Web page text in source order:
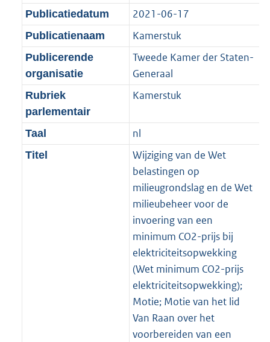
Publicatiedatum 2021-06-17
Publicatienaam Kamerstuk
Publicerende
organisatie
Tweede Kamer der Staten-
Generaal
Rubriek
parlementair
Kamerstuk
Taal nl
Titel
Wijziging van de Wet
belastingen op
milieugrondslag en de Wet
milieubeheer voor de
invoering van een
minimum CO2-prijs bij
elektriciteitsopwekking
(Wet minimum CO2-prijs
elektriciteitsopwekking);
Motie; Motie van het lid
Van Raan over het
voorbereiden van een